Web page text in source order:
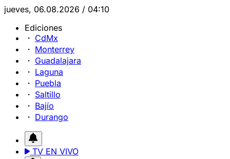
jueves, 06.08.2026 / 04:10
Ediciones
CdMx
Monterrey
Guadalajara
Laguna
Puebla
Saltillo
Bajío
Durango
TV EN VIVO